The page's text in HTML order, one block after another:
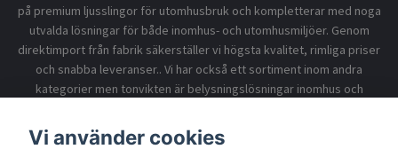
på premium ljusslingor för utomhusbruk och kompletterar med noga
utvalda lösningar för både inomhus- och utomhusmiljöer. Genom
direktimport från fabrik säkerställer vi högsta kvalitet, rimliga priser
och snabba leveranser.. Vi har också ett sortiment inom andra
kategorier men tonvikten är belysningslösningar inomhus och
Vi använder cookies